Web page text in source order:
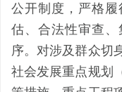
公开制度，严格
估、合法性审查
序。对涉及群众切
社会发展重点规划